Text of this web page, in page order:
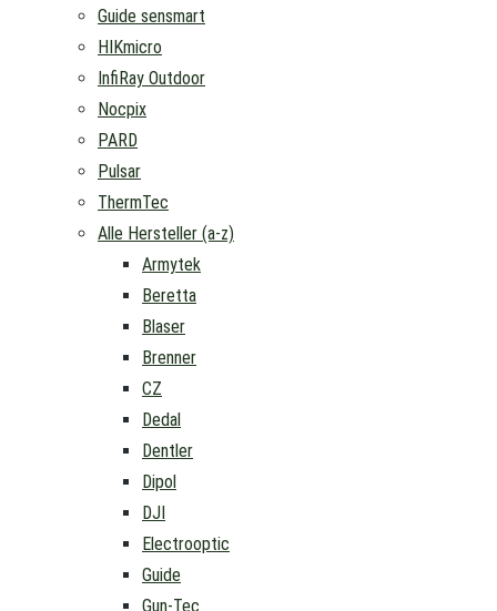
Guide sensmart
HIKmicro
InfiRay Outdoor
Nocpix
PARD
Pulsar
ThermTec
Alle Hersteller (a-z)
Armytek
Beretta
Blaser
Brenner
CZ
Dedal
Dentler
Dipol
DJI
Electrooptic
Guide
Gun-Tec